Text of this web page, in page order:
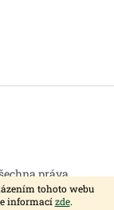
tohoto webu
informacízde.
práva